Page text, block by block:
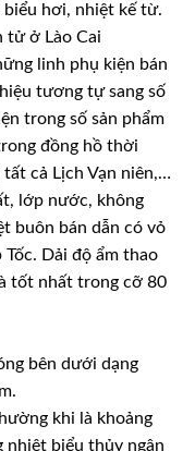
hơi, nhiệt kế từ.
tử ở Lào Cai
linh phụ kiện bán
tương tự sang số
trong số sản phẩm
đồng hồ thời
cả Lịch Vạn niên,…
lớp nước, không
buôn bán dẫn có vỏ
Dải độ ẩm thao
tốt nhất trong cỡ 80
bên dưới dạng
khi là khoảng
nhiệt biểu thủy ngân